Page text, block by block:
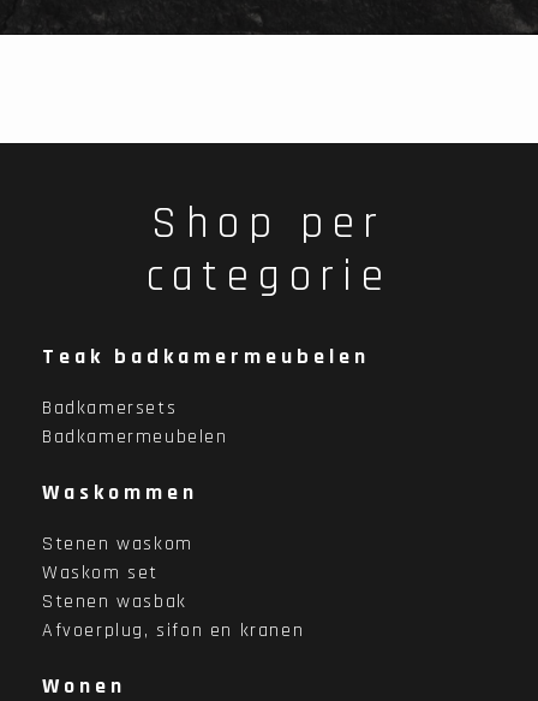
Shop per
categorie
Teak badkamermeubelen
Badkamersets
Badkamermeubelen
Waskommen
Stenen waskom
Waskom set
Stenen wasbak
Afvoerplug, sifon en kranen
Wonen